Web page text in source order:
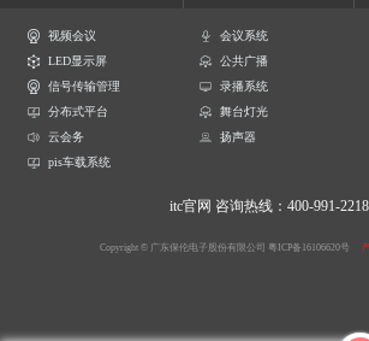
视频会议 会议系统
LED显示屏
公共广播
信号传输管理
录播系统
分布式平台
舞台灯光
云会务
扬声器
pis车载系统
itc官网 咨询热线：400-991-2218
Copyright © 广东保伦电子股份有限公司 粤ICP备16106620号